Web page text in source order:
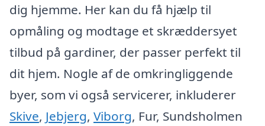
dig hjemme. Her kan du få hjælp til
opmåling og modtage et skræddersyet
tilbud på gardiner, der passer perfekt til
dit hjem. Nogle af de omkringliggende
byer, som vi også servicerer, inkluderer
Skive, Jebjerg, Viborg, Fur, Sundsholmen